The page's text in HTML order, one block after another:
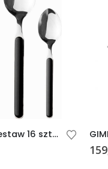
BRUNNER DELICE zestaw 16 sztućców czarny